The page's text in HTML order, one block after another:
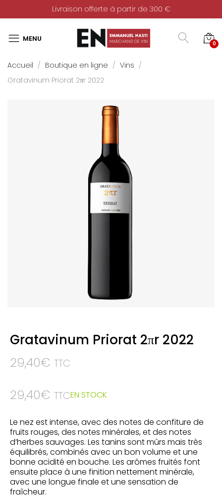
Livraison offerte à partir de 300 €
0
Accueil Boutique en ligne
Vins
Gratavinum Priorat 2πr 2022
Gratavinum Priorat 2πr 2022
29,40€ TTC
29,40€ TTCEN STOCK
Le nez est intense, avec des notes de confiture de
fruits rouges, des notes minérales, et des notes
d’herbes sauvages. Les tanins sont mûrs mais très
équilibrés, combinés avec un bon volume et une
bonne acidité en bouche. Les arômes fruités font
ensuite place à une finition nettement minérale,
avec une longue finale et une sensation de
fraîcheur.